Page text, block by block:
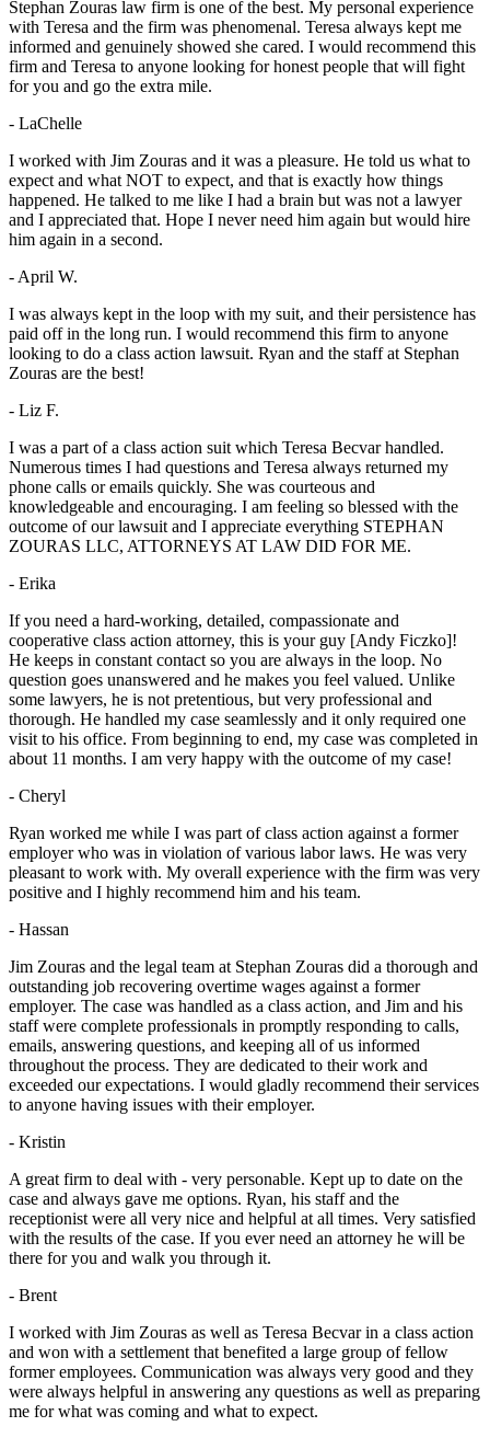
Stephan Zouras law firm is one of the best. My personal experience
with Teresa and the firm was phenomenal. Teresa always kept me
informed and genuinely showed she cared. I would recommend this
firm and Teresa to anyone looking for honest people that will fight
for you and go the extra mile.
- LaChelle
I worked with Jim Zouras and it was a pleasure. He told us what to
expect and what NOT to expect, and that is exactly how things
happened. He talked to me like I had a brain but was not a lawyer
and I appreciated that. Hope I never need him again but would hire
him again in a second.
- April W.
I was always kept in the loop with my suit, and their persistence has
paid off in the long run. I would recommend this firm to anyone
looking to do a class action lawsuit. Ryan and the staff at Stephan
Zouras are the best!
- Liz F.
I was a part of a class action suit which Teresa Becvar handled.
Numerous times I had questions and Teresa always returned my
phone calls or emails quickly. She was courteous and
knowledgeable and encouraging. I am feeling so blessed with the
outcome of our lawsuit and I appreciate everything STEPHAN
ZOURAS LLC, ATTORNEYS AT LAW DID FOR ME.
- Erika
If you need a hard-working, detailed, compassionate and
cooperative class action attorney, this is your guy [Andy Ficzko]!
He keeps in constant contact so you are always in the loop. No
question goes unanswered and he makes you feel valued. Unlike
some lawyers, he is not pretentious, but very professional and
thorough. He handled my case seamlessly and it only required one
visit to his office. From beginning to end, my case was completed in
about 11 months. I am very happy with the outcome of my case!
- Cheryl
Ryan worked me while I was part of class action against a former
employer who was in violation of various labor laws. He was very
pleasant to work with. My overall experience with the firm was very
positive and I highly recommend him and his team.
- Hassan
Jim Zouras and the legal team at Stephan Zouras did a thorough and
outstanding job recovering overtime wages against a former
employer. The case was handled as a class action, and Jim and his
staff were complete professionals in promptly responding to calls,
emails, answering questions, and keeping all of us informed
throughout the process. They are dedicated to their work and
exceeded our expectations. I would gladly recommend their services
to anyone having issues with their employer.
- Kristin
A great firm to deal with - very personable. Kept up to date on the
case and always gave me options. Ryan, his staff and the
receptionist were all very nice and helpful at all times. Very satisfied
with the results of the case. If you ever need an attorney he will be
there for you and walk you through it.
- Brent
I worked with Jim Zouras as well as Teresa Becvar in a class action
and won with a settlement that benefited a large group of fellow
former employees. Communication was always very good and they
were always helpful in answering any questions as well as preparing
me for what was coming and what to expect.